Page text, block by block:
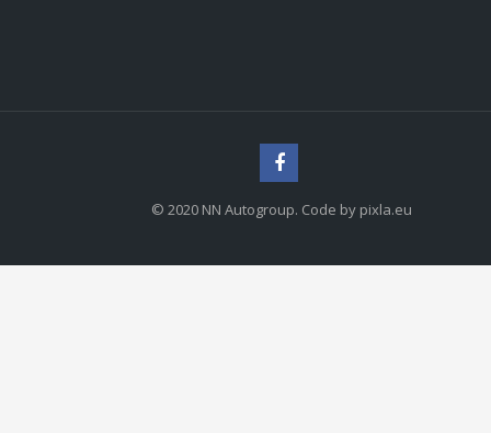
© 2020 NN Autogroup. Code by pixla.eu